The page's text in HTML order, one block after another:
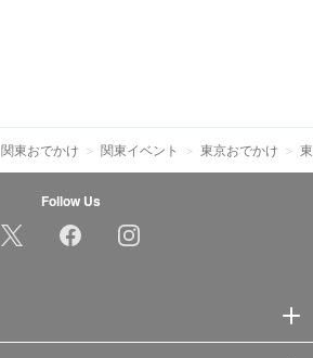
関東おでかけ 関東イベント 東京おでかけ
Follow Us